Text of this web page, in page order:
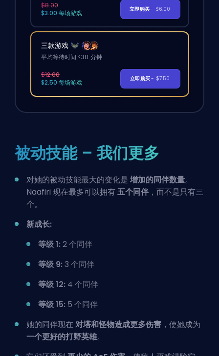
$8.00
$3.00 每场游戏
立即购买- $6.00
三款游戏
平均等待时间 <30 分钟
$12.00
$2.50 每场游戏
立即购买- $7.50
被动技能 – 我们更多
对她的被动技能最大的变化是 增加的同伴数量。
Naafiri 现在最多可以拥有五个同伴 ，而不是只有三
个。
新成长:
等级 1:2 个同伴
等级 9:3 个同伴
等级 12: 4 个同伴
等级 15: 5 个同伴
她的同伴现在对塔和怪物造成更多伤害 ，使她成为
一个更好的打野英雄。